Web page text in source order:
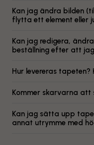
Kan jag ändra bilden
flytta ett element eller
Kan jag redigera,
beställning efter att
Hur levereras tapeten?
Kommer skarvarna
Kan jag sätta upp
annat utrymme med